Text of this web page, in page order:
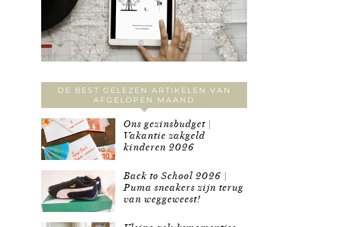
DE BEST GELEZEN ARTIKELEN VAN
AFGELOPEN MAAND
Ons gezinsbudget |
Vakantie zakgeld
kinderen 2026
Back to School 2026 |
Puma sneakers zijn terug
van weggeweest!